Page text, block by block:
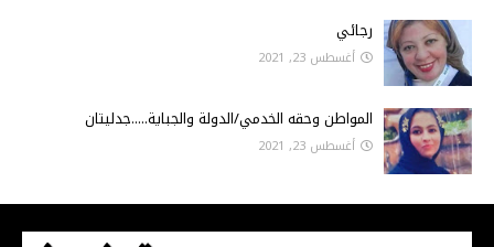
رجائي
أغسطس 23, 2021
المواطن وحقه الخدمي/الدولة والجباية.....جدليتان
أغسطس 23, 2021